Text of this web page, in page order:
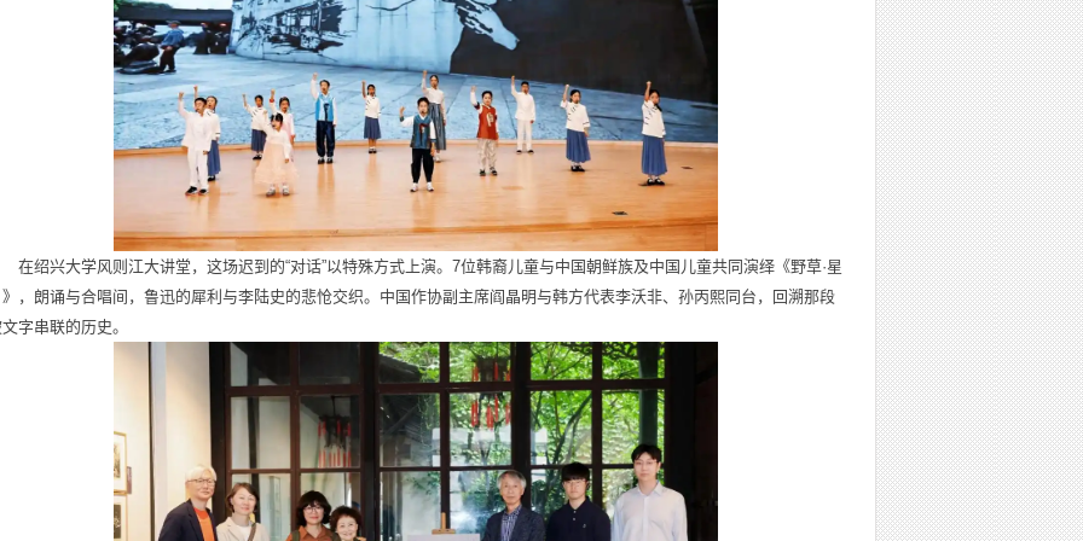
兴大学风则江大讲堂，这场迟到的“对话”以特殊方式上演。7位韩裔儿童与中国朝鲜族及中国儿童共同演绎《野草·星
，朗诵与合唱间，鲁迅的犀利与李陆史的悲怆交织。中国作协副主席阎晶明与韩方代表李沃非、孙丙熙同台，回溯那段
字串联的历史。